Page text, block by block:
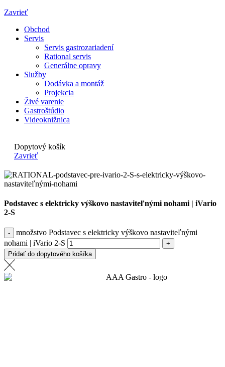
Zavrieť
Obchod
Servis
Servis gastrozariadení
Rational servis
Generálne opravy
Služby
Dodávka a montáž
Projekcia
Živé varenie
Gastroštúdio
Videoknižnica
Dopytový košík
Zavrieť
Podstavec s elektricky výškovo nastaviteľnými nohami | iVario
2-S
množstvo Podstavec s elektricky výškovo nastaviteľnými
nohami | iVario 2-S
Pridať do dopytového košíka